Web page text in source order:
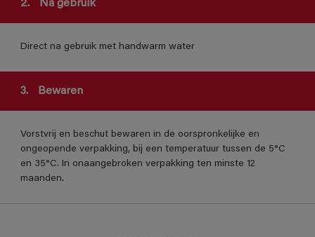
2. Na gebruik
Direct na gebruik met handwarm water
3. Bewaren
Vorstvrij en beschut bewaren in de oorspronkelijke en
ongeopende verpakking, bij een temperatuur tussen de 5°C
en 35°C. In onaangebroken verpakking ten minste 12
maanden.